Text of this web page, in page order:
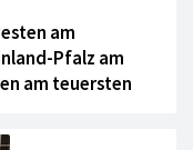
am
Pfalz am
am teuersten